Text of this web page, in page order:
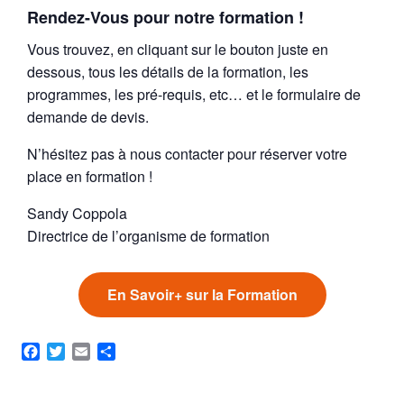
Rendez-Vous pour notre formation !
Vous trouvez, en cliquant sur le bouton juste en
dessous, tous les détails de la formation, les
programmes, les pré-requis, etc… et le formulaire de
demande de devis.
N’hésitez pas à nous contacter pour réserver votre
place en formation !
Sandy Coppola
Directrice de l’organisme de formation
En Savoir+ sur la Formation
Facebook
TwitterEmail